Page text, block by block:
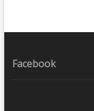
Facebook